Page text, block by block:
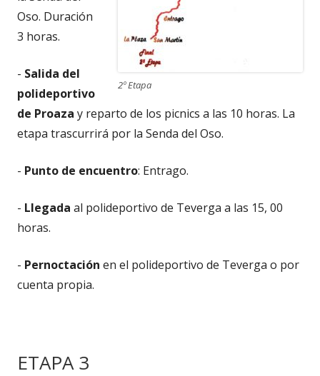
2º Etapa
Oso. Duración
3 horas.
- Salida del
polideportivo
de Proaza y reparto de los picnics a las 10 horas. La
etapa trascurrirá por la Senda del Oso.
- Punto de encuentro: Entrago.
- Llegada al polideportivo de Teverga a las 15, 00
horas.
- Pernoctación en el polideportivo de Teverga o por
cuenta propia.
ETAPA 3